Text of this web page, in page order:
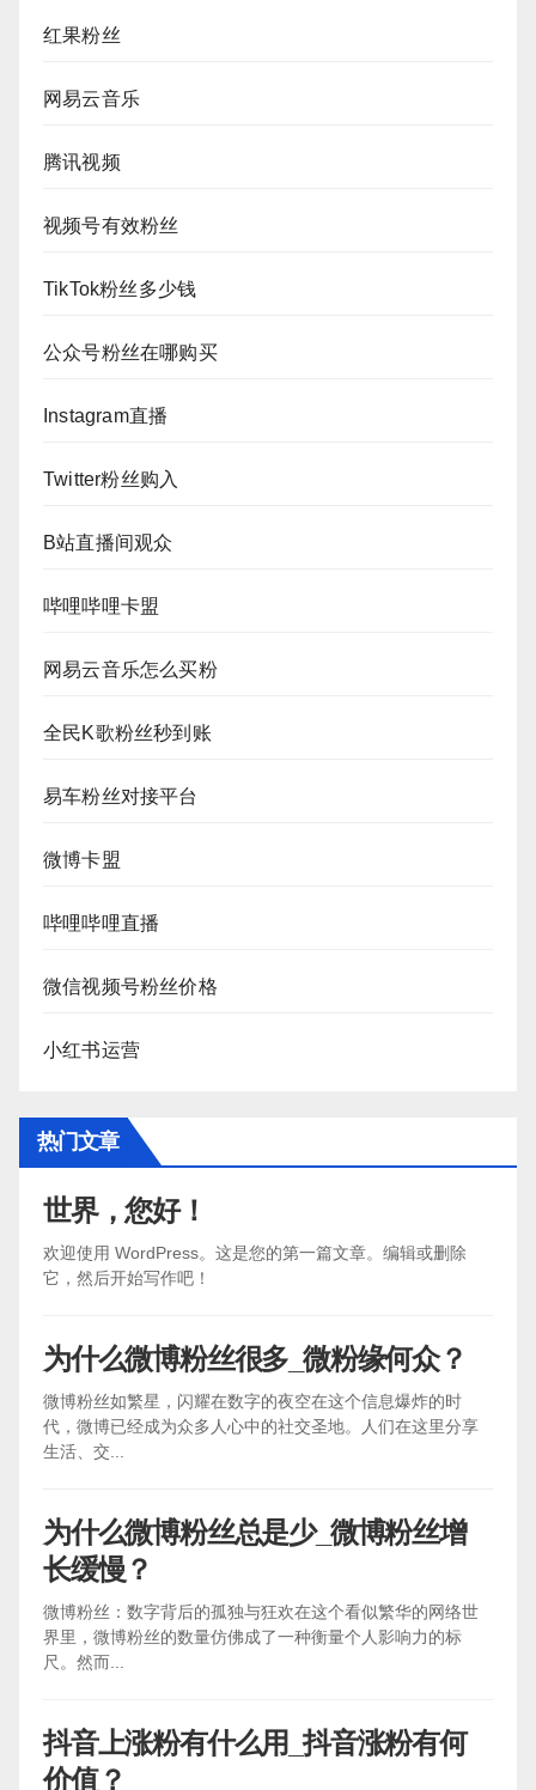
红果粉丝
网易云音乐
腾讯视频
视频号有效粉丝
TikTok粉丝多少钱
公众号粉丝在哪购买
Instagram直播
Twitter粉丝购入
B站直播间观众
哔哩哔哩卡盟
网易云音乐怎么买粉
全民K歌粉丝秒到账
易车粉丝对接平台
微博卡盟
哔哩哔哩直播
微信视频号粉丝价格
小红书运营
热门文章
世界，您好！
欢迎使用 WordPress。这是您的第一篇文章。编辑或删除
它，然后开始写作吧！
为什么微博粉丝很多_微粉缘何众？
微博粉丝如繁星，闪耀在数字的夜空在这个信息爆炸的时
代，微博已经成为众多人心中的社交圣地。人们在这里分享
生活、交...
为什么微博粉丝总是少_微博粉丝增
长缓慢？
微博粉丝：数字背后的孤独与狂欢在这个看似繁华的网络世
界里，微博粉丝的数量仿佛成了一种衡量个人影响力的标
尺。然而...
抖音上涨粉有什么用_抖音涨粉有何
价值？